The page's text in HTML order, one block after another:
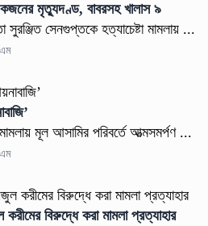
মৃত্যুদণ্ড, বাবরসহ খালাস ৯
সুরঞ্জিত সেনগুপ্তকে হত্যাচেষ্টা মামলায় ...
মূল আসামির পরিবর্তে আত্মসমর্পণ ...
বিরুদ্ধে করা মামলা প্রত্যাহার